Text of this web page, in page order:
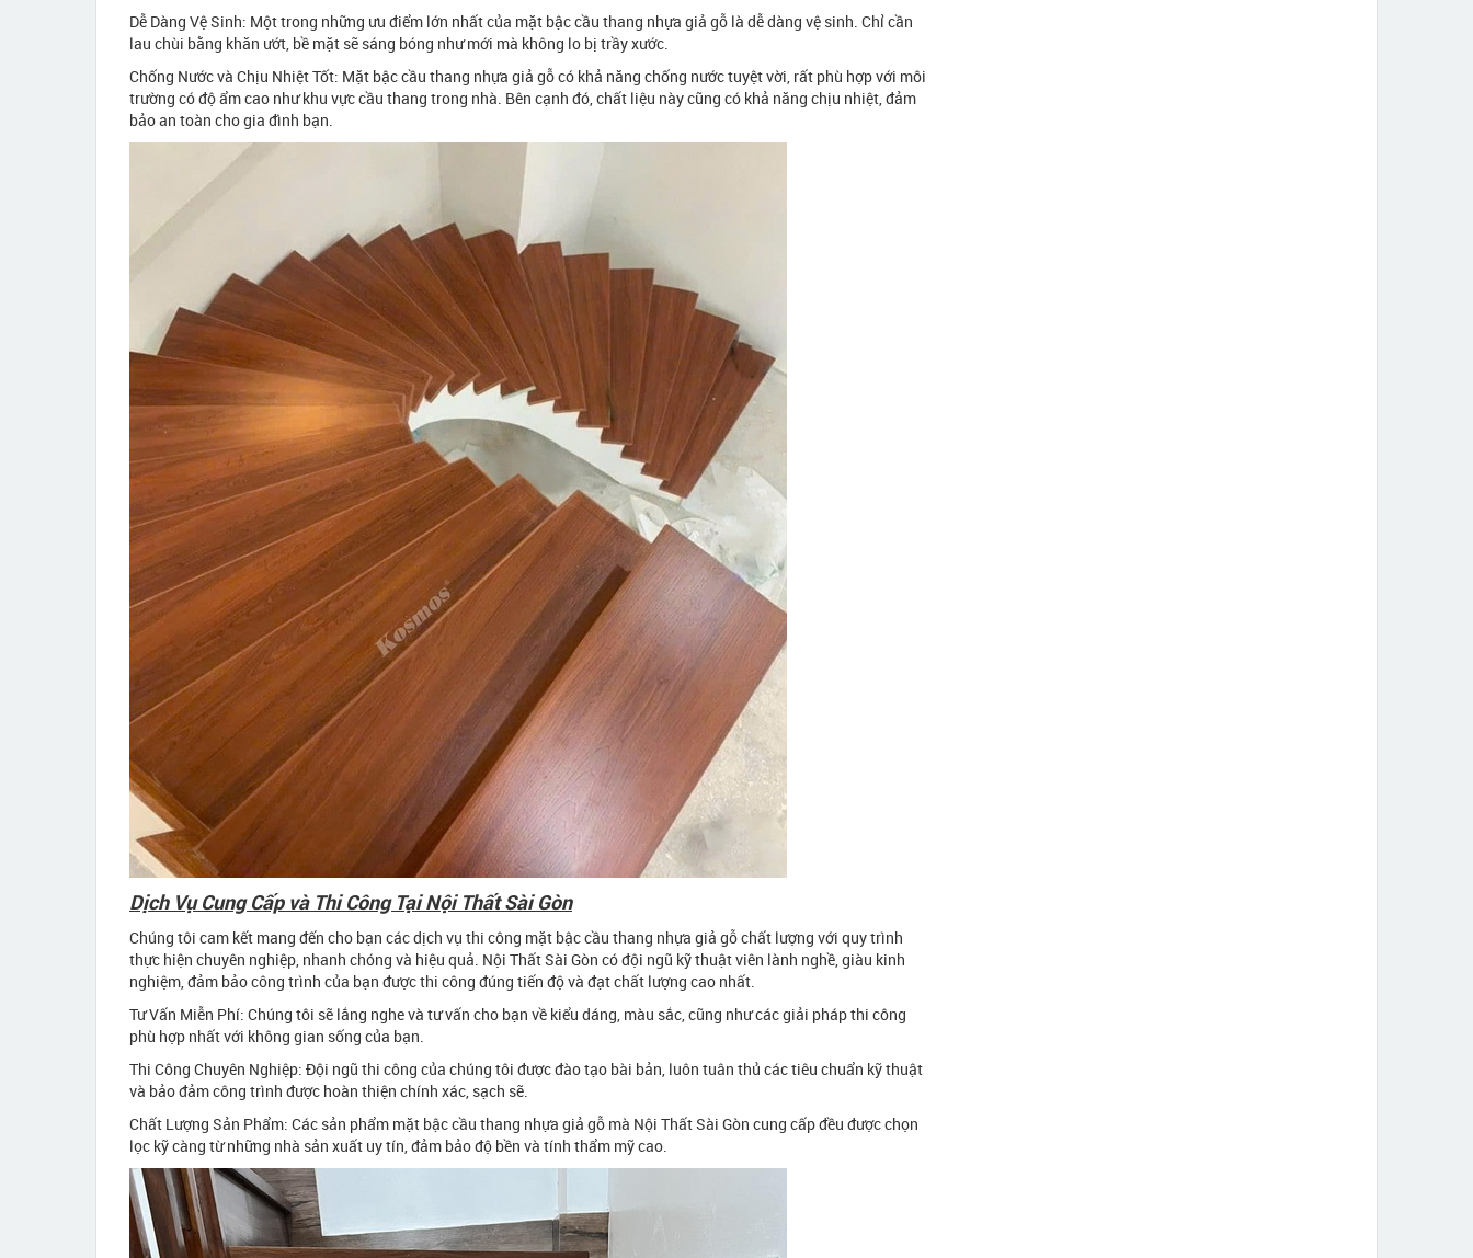
Dễ Dàng Vệ Sinh: Một trong những ưu điểm lớn nhất của mặt bậc cầu thang nhựa giả gỗ là dễ dàng vệ sinh. Chỉ cần
lau chùi bằng khăn ướt, bề mặt sẽ sáng bóng như mới mà không lo bị trầy xước.
Chống Nước và Chịu Nhiệt Tốt: Mặt bậc cầu thang nhựa giả gỗ có khả năng chống nước tuyệt vời, rất phù hợp với môi
trường có độ ẩm cao như khu vực cầu thang trong nhà. Bên cạnh đó, chất liệu này cũng có khả năng chịu nhiệt, đảm
bảo an toàn cho gia đình bạn.
Dịch Vụ Cung Cấp và Thi Công Tại Nội Thất Sài Gòn
Chúng tôi cam kết mang đến cho bạn các dịch vụ thi công mặt bậc cầu thang nhựa giả gỗ chất lượng với quy trình
thực hiện chuyên nghiệp, nhanh chóng và hiệu quả. Nội Thất Sài Gòn có đội ngũ kỹ thuật viên lành nghề, giàu kinh
nghiệm, đảm bảo công trình của bạn được thi công đúng tiến độ và đạt chất lượng cao nhất.
Tư Vấn Miễn Phí: Chúng tôi sẽ lắng nghe và tư vấn cho bạn về kiểu dáng, màu sắc, cũng như các giải pháp thi công
phù hợp nhất với không gian sống của bạn.
Thi Công Chuyên Nghiệp: Đội ngũ thi công của chúng tôi được đào tạo bài bản, luôn tuân thủ các tiêu chuẩn kỹ thuật
và bảo đảm công trình được hoàn thiện chính xác, sạch sẽ.
Chất Lượng Sản Phẩm: Các sản phẩm mặt bậc cầu thang nhựa giả gỗ mà Nội Thất Sài Gòn cung cấp đều được chọn
lọc kỹ càng từ những nhà sản xuất uy tín, đảm bảo độ bền và tính thẩm mỹ cao.